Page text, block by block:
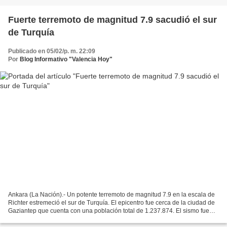
Fuerte terremoto de magnitud 7.9 sacudió el sur
de Turquía
Publicado en 05/02/p. m. 22:09
Por Blog Informativo "Valencia Hoy"
Ankara (La Nación).- Un potente terremoto de magnitud 7.9 en la escala de
Richter estremeció el sur de Turquía. El epicentro fue cerca de la ciudad de
Gaziantep que cuenta con una población total de 1.237.874. El sismo fue